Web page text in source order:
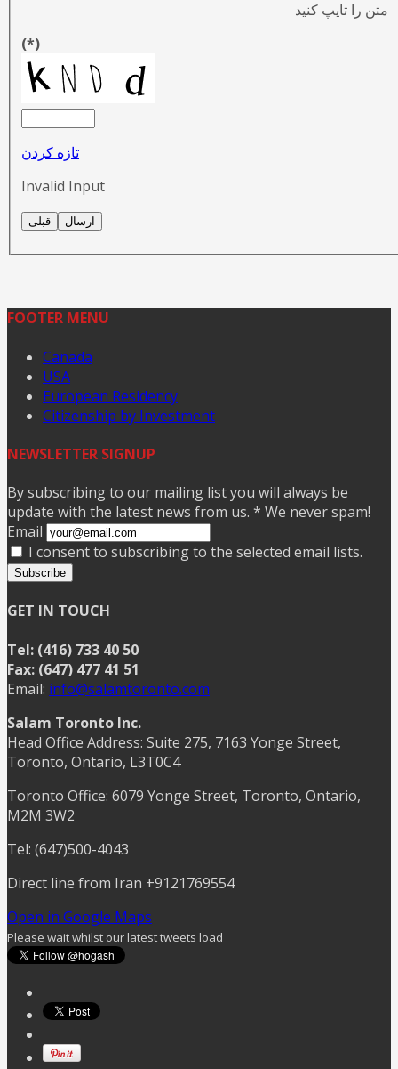
متن را تایپ کنید
(*)
تازه کردن
Invalid Input
FOOTER MENU
Canada
USA
European Residency
Citizenship by Investment
NEWSLETTER SIGNUP
By subscribing to our mailing list you will always be
update with the latest news from us. * We never spam!
Email
I consent to subscribing to the selected email lists.
Subscribe
GET IN TOUCH
Tel: (416) 733 40 50
Fax: (647) 477 41 51
Email: info@salamtoronto.com
Salam Toronto Inc.
Head Office Address: Suite 275, 7163 Yonge Street,
Toronto, Ontario, L3T0C4
Toronto Office: 6079 Yonge Street, Toronto, Ontario,
M2M 3W2
Tel: (647)500-4043
Direct line from Iran +9121769554
Open in Google Maps
Please wait whilst our latest tweets load